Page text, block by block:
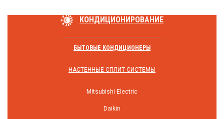
КОНДИЦИОНИРОВАНИЕ
БЫТОВЫЕ КОНДИЦИОНЕРЫ
НАСТЕННЫЕ СПЛИТ-СИСТЕМЫ
Mitsubishi Electric
Daikin